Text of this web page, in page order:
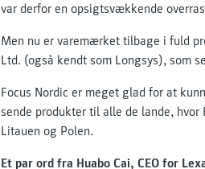
var derfor en opsigtsvækkende
Men nu er varemærket tilbage i fuld
Ltd. (også kendt som Longsys), som
Focus Nordic er meget glad for at
sende produkter til alle de lande, hvor
Litauen og Polen.
Et par ord fra Huabo Cai, CEO for